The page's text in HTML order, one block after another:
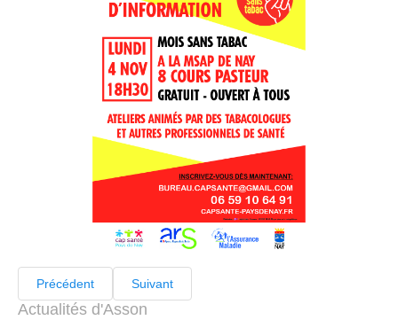
Précédent Suivant
Actualités d'Asson